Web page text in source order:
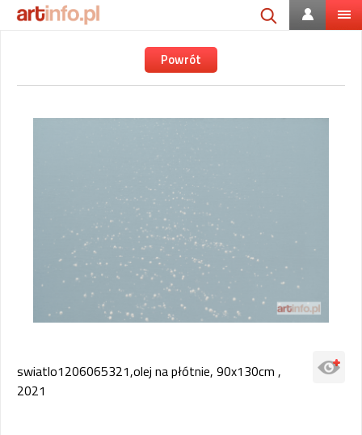
Powrót
swiatlo1206065321,olej na płótnie, 90x130cm ,
2021